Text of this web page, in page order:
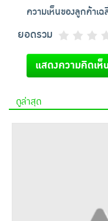
ความเห็นของลูกค้าเฉ
ยอดรวม
แสดงความคิดเห็
ดูล่าสุด